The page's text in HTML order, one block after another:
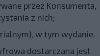
przez Konsumenta,
z nich;
w tym wydanie.
dostarczana jest